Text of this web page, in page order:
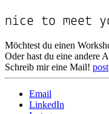
nice to meet
Möchtest du einen
Oder hast du eine andere
Schreib mir eine Mail!
Email
LinkedIn